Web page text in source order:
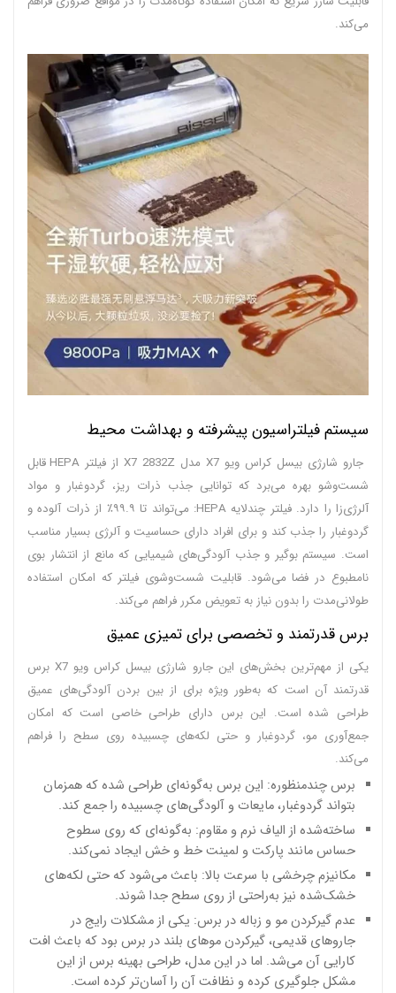
می‌کند.
سیستم فیلتراسیون پیشرفته و بهداشت محیط
جارو شارژی بیسل کراس ویو X7 مدل X7 2832Z از فیلتر HEPA قابل
شست‌وشو بهره می‌برد که توانایی جذب ذرات ریز، گردوغبار و مواد
آلرژی‌زا را دارد. فیلتر چندلایه HEPA: می‌تواند تا ۹۹.۹٪ از ذرات آلوده و
گردوغبار را جذب کند و برای افراد دارای حساسیت و آلرژی بسیار مناسب
است. سیستم بوگیر و جذب آلودگی‌های شیمیایی که مانع از انتشار بوی
نامطبوع در فضا می‌شود. قابلیت شست‌وشوی فیلتر که امکان استفاده
طولانی‌مدت را بدون نیاز به تعویض مکرر فراهم می‌کند.
برس قدرتمند و تخصصی برای تمیزی عمیق
یکی از مهم‌ترین بخش‌های این جارو شارژی بیسل کراس ویو X7 برس
قدرتمند آن است که به‌طور ویژه برای از بین بردن آلودگی‌های عمیق
طراحی شده است. این برس دارای طراحی خاصی است که امکان
جمع‌آوری مو، گردوغبار و حتی لکه‌های چسبیده روی سطح را فراهم
می‌کند.
برس چندمنظوره: این برس به‌گونه‌ای طراحی شده که همزمان
بتواند گردوغبار، مایعات و آلودگی‌های چسبیده را جمع کند.
ساخته‌شده از الیاف نرم و مقاوم: به‌گونه‌ای که روی سطوح
حساس مانند پارکت و لمینت خط و خش ایجاد نمی‌کند.
مکانیزم چرخشی با سرعت بالا: باعث می‌شود که حتی لکه‌های
خشک‌شده نیز به‌راحتی از روی سطح جدا شوند.
عدم گیرکردن مو و زباله در برس: یکی از مشکلات رایج در
جاروهای قدیمی، گیرکردن موهای بلند در برس بود که باعث افت
کارایی آن می‌شد. اما در این مدل، طراحی بهینه برس از این
مشکل جلوگیری کرده و نظافت آن را آسان‌تر کرده است.